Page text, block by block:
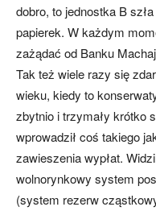
dobro, to jednostka B
papierek. W każdym
zażądać od Banku
Tak też wiele razy się
wieku, kiedy to
zbytnio i trzymały krótko
wprowadził coś takiego
zawieszenia wypłat.
wolnorynkowy system
(system rezerw